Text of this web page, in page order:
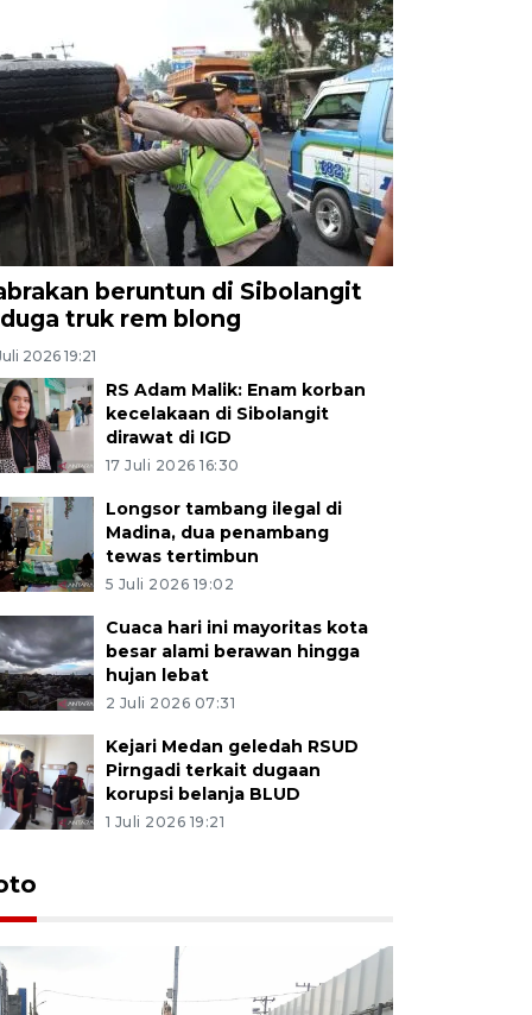
beruntun di Sibolangit
truk rem blong
2026 19:21
RS Adam Malik: Enam korban
kecelakaan di Sibolangit
dirawat di IGD
17 Juli 2026 16:30
Longsor tambang ilegal di
Madina, dua penambang
tewas tertimbun
5 Juli 2026 19:02
Cuaca hari ini mayoritas kota
besar alami berawan hingga
hujan lebat
2 Juli 2026 07:31
Kejari Medan geledah RSUD
Pirngadi terkait dugaan
korupsi belanja BLUD
1 Juli 2026 19:21